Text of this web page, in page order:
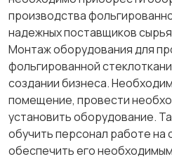
производства
надежных поставщиков
Монтаж оборудования для
фольгированной
создании бизнеса.
помещение, провести
установить оборудование.
обучить персонал работе на
обеспечить его